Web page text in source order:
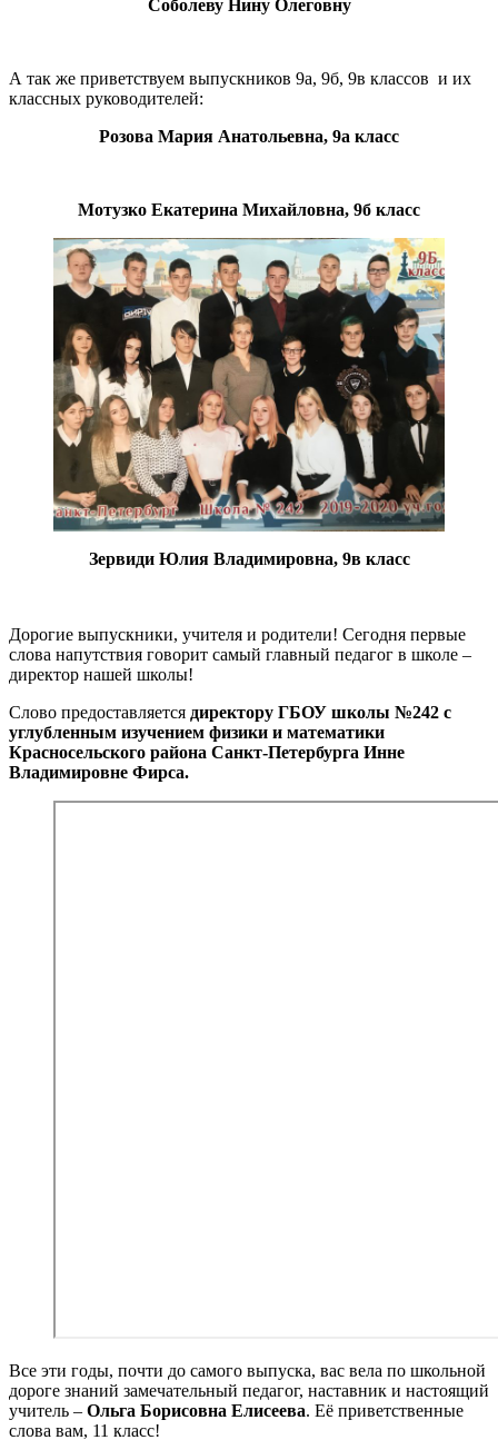
Соболеву Нину Олеговну
А так же приветствуем выпускников 9а, 9б, 9в классов и их
классных руководителей:
Розова Мария Анатольевна, 9а класс
Мотузко Екатерина Михайловна, 9б класс
Зервиди Юлия Владимировна, 9в класс
Дорогие выпускники, учителя и родители! Сегодня первые
слова напутствия говорит самый главный педагог в школе –
директор нашей школы!
Слово предоставляется директору ГБОУ школы №242 с
углубленным изучением физики и математики
Красносельского района Санкт-Петербурга Инне
Владимировне Фирса.
Все эти годы, почти до самого выпуска, вас вела по школьной
дороге знаний замечательный педагог, наставник и настоящий
учитель – Ольга Борисовна Елисеева. Её приветственные
слова вам, 11 класс!